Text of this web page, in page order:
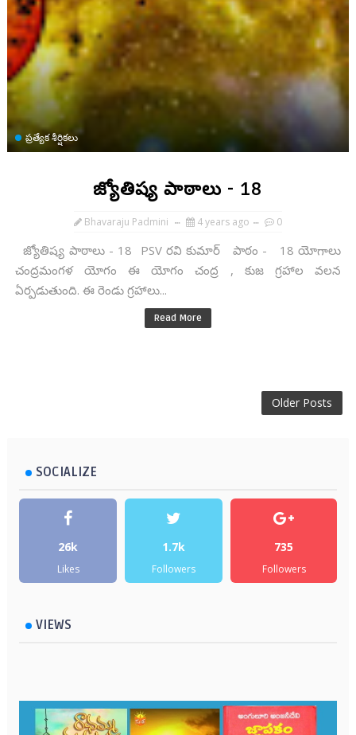
ప్రత్యేక శీర్షికలు
జ్యోతిష్య పాఠాలు - 18
Bhavaraju Padmini 4 years ago 0
జ్యోతిష్య పాఠాలు - 18 PSV రవి కుమార్ పాఠం - 18 యోగాలు
చంద్రమంగళ యోగం ఈ యోగం చంద్ర , కుజ గ్రహాల వలన
ఏర్పడుతుంది. ఈ రెండు గ్రహాలు...
Read More
Older Posts
SOCIALIZE
26k
Likes
1.7k
Followers
735
Followers
VIEWS